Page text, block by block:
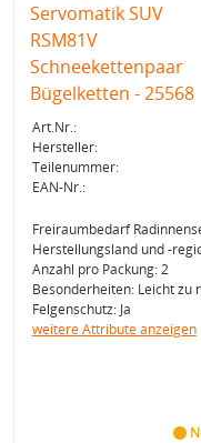
Art.Nr.:
Hersteller:
Teilenummer:
EAN-Nr.:
Freiraumbedarf
Herstellungsland und -
Anzahl pro Packung: 2
Besonderheiten: Leicht zu
Felgenschutz: Ja
weitere Attribute anzeigen